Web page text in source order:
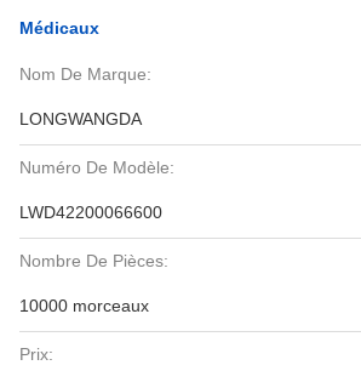
Médicaux
Nom De Marque:
LONGWANGDA
Numéro De Modèle:
LWD42200066600
Nombre De Pièces:
10000 morceaux
Prix: